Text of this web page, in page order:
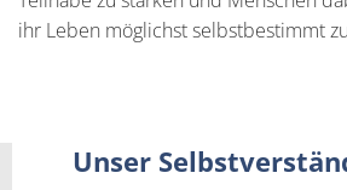
ihr Leben möglichst selbstbestimmt
Unser